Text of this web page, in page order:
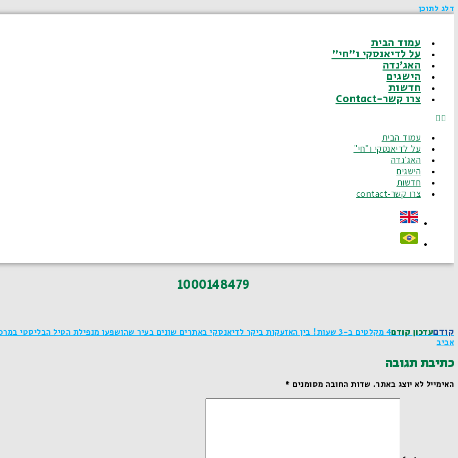
דלג לתוכן
עמוד הבית
על לדיאנסקי ו"חי"
האג׳נדה
הישגים
חדשות
צרו קשר-Contact
עמוד הבית
על לדיאנסקי ו"חי"
האג׳נדה
הישגים
חדשות
צרו קשר-contact
1000148479
קודםעדכון קודם
4 מקלטים ב-3 שעות! בין האזעקות ביקר לדיאנסקי באתרים שונים בעיר שהושפעו מנפילת הטיל הבליסטי
אביב
כתיבת תגובה
האימייל לא יוצג באתר. שדות החובה מסומנים *